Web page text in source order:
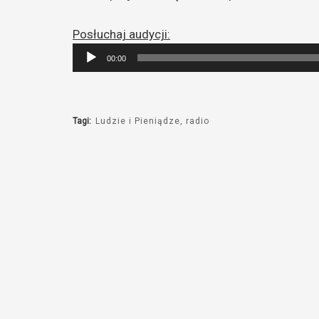
Posłuchaj audycji:
Odtwarzacz
plików
00:00
Tagi: Ludzie i Pieniądze radio